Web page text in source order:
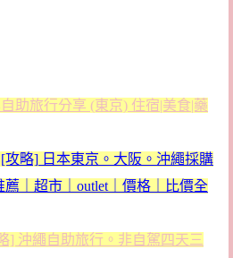
自助旅行分享 (東京) 住宿|美食|藥
[攻略] 日本東京。大阪。沖繩採購
薦｜ 超市｜outlet｜價格｜比價全
] 沖繩自助旅行。非自駕四天三